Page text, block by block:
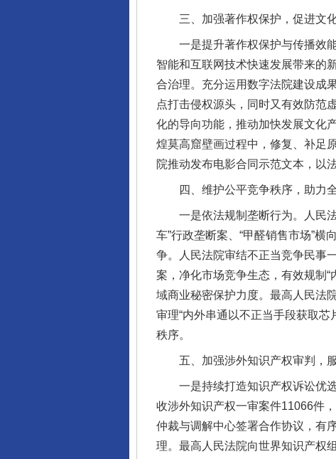
三、加强著作权保护，促进文
一是提升著作权保护与传播效能
智能和互联网技术快速发展带来的
合治理。充分运用数字法院建设成
点打击侵权源头，同时又有效防范
化的导向功能，推动加快发展文化
煌莫高窟壁画过程中，修复、补足
院推动发布电影合同示范文本，以
四、维护公平竞争秩序，助力全
一是依法规制垄断行为。人民法
车”行政垄断案、“甲醛销售市场”
争。人民法院审结不正当竞争民事
案，净化市场竞争生态，有效规制
域商业秘密保护力度。最高人民法
审理“内外串通以不正当手段获取
秩序。
五、加强涉外知识产权审判，
一是持续打造知识产权诉讼优选
收涉外知识产权一审案件11066件
仲裁与调解中心签署合作协议，有
理。最高人民法院向世界知识产权